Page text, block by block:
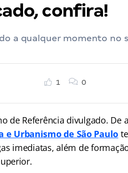
confira!
a qualquer momento no
1 0
de Referência divulgado. De
Urbanismo de São Paulo
imediatas, além de